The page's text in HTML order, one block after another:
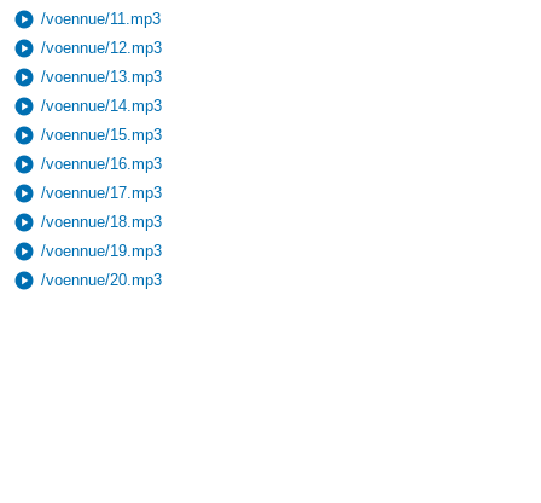
play_circle /voennue/11.mp3
play_circle /voennue/12.mp3
play_circle /voennue/13.mp3
play_circle /voennue/14.mp3
play_circle /voennue/15.mp3
play_circle /voennue/16.mp3
play_circle /voennue/17.mp3
play_circle /voennue/18.mp3
play_circle /voennue/19.mp3
play_circle /voennue/20.mp3